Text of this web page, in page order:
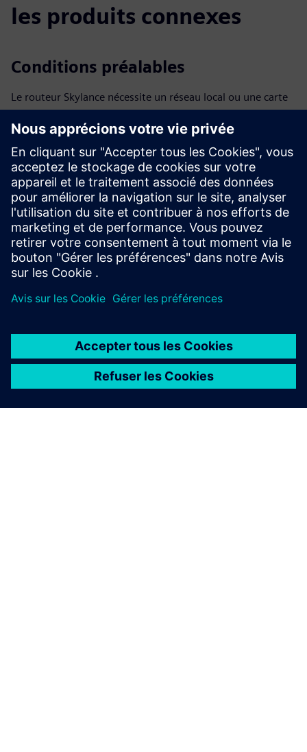
les produits connexes
Conditions préalables
Le routeur Skylance nécessite un réseau local ou une carte
SIM, en fonction de l'option de configuration choisie
Raccordement thermique ≥1″ ; préparation requise par
option de connexion
Nécessite une capacité renouvelable ≥100 kW ou ≥100 000
kWh par an en surplus d'énergie
Env. 10 m² d'espace sec et protégé des intempéries requis
pour l'installation
400 V, connexion triphasée avec ≥160 A via déconnecteur
fusible NH